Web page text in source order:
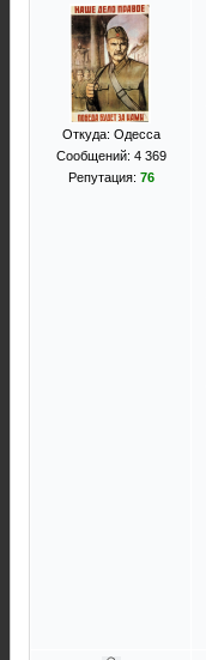
Откуда: Одесса
Сообщений: 4 369
Репутация: 76